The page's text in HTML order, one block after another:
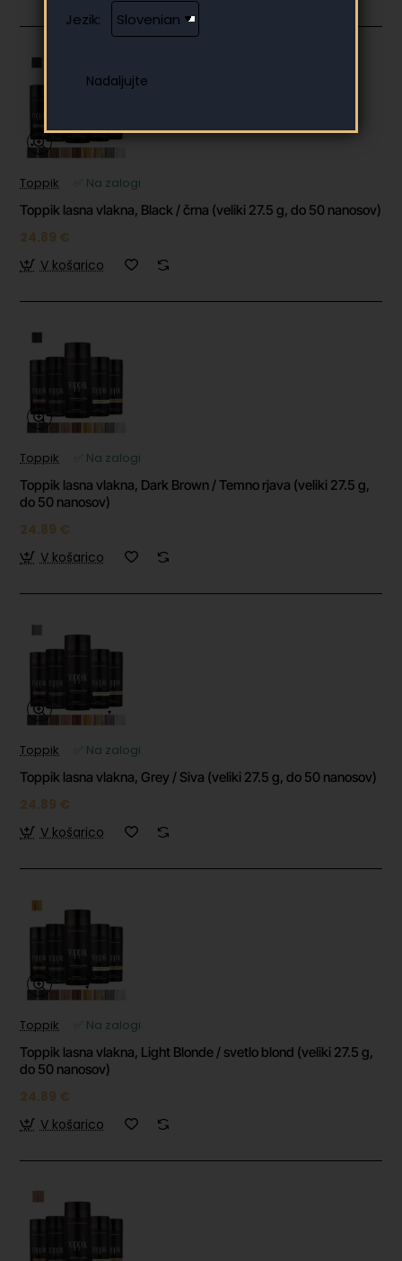
Jezik:
Toppik
✅ Na zalogi
Toppik lasna vlakna, Black / črna (veliki 27.5 g, do 50 nanosov)
24.89 €
V košarico
Toppik
✅ Na zalogi
Toppik lasna vlakna, Dark Brown / Temno rjava (veliki 27.5 g,
do 50 nanosov)
24.89 €
V košarico
Toppik
✅ Na zalogi
Toppik lasna vlakna, Grey / Siva (veliki 27.5 g, do 50 nanosov)
24.89 €
V košarico
Toppik
✅ Na zalogi
Toppik lasna vlakna, Light Blonde / svetlo blond (veliki 27.5 g,
do 50 nanosov)
24.89 €
V košarico